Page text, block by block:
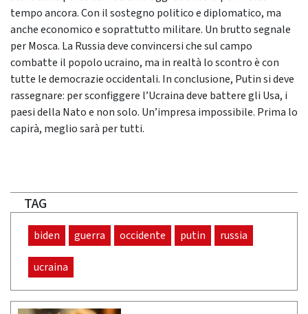
tempo ancora. Con il sostegno politico e diplomatico, ma
anche economico e soprattutto militare. Un brutto segnale
per Mosca. La Russia deve convincersi che sul campo
combatte il popolo ucraino, ma in realtà lo scontro è con
tutte le democrazie occidentali. In conclusione, Putin si deve
rassegnare: per sconfiggere l’Ucraina deve battere gli Usa, i
paesi della Nato e non solo. Un’impresa impossibile. Prima lo
capirà, meglio sarà per tutti.
TAG
biden guerra occidente putin russia
ucraina